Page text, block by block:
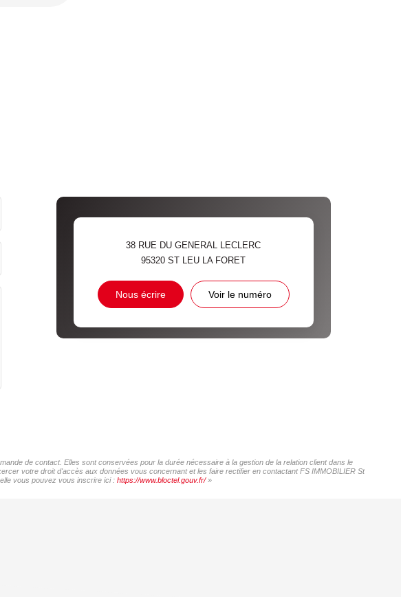
38 RUE DU GENERAL LECLERC
95320ST LEU LA FORET
Nous écrire Voir le numéro
de contact. Elles sont conservées pour la durée nécessaire à la gestion de la relation client dans le
votre droit d'accès aux données vous concernant et les faire rectifier en contactant FS IMMOBILIER St
vous pouvez vous inscrire ici : https://www.bloctel.gouv.fr/»